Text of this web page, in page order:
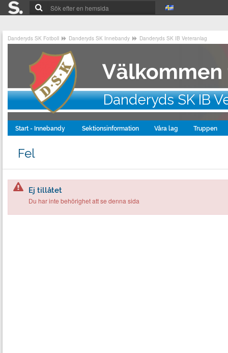
Danderyds SK Fotboll Danderyds SK Innebandy Danderyds SK IB Veteranlag
Danderyds SK IB
Start - Innebandy Sektionsinformation Våra lag Truppen
Fel
Ej tillåtet
Du har inte behörighet att se denna sida